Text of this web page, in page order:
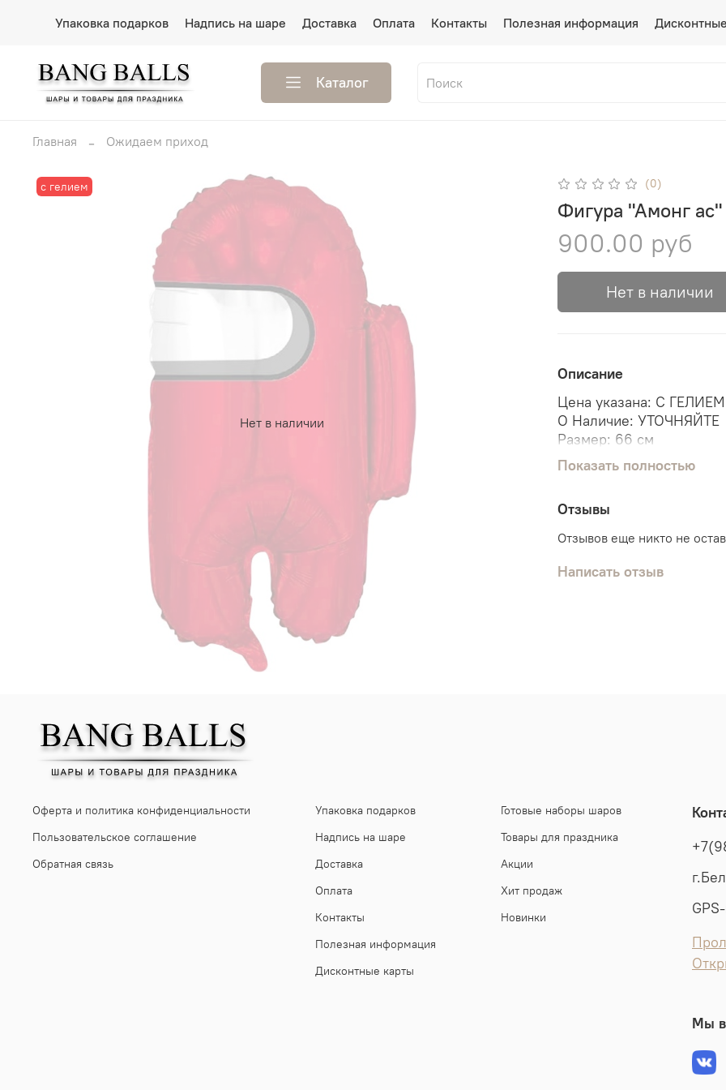
Упаковка подарков Надпись на шаре Доставка Оплата Контакты Полезная информация
Каталог
Главная Ожидаем приход
Нет в наличии
с гелием (0)
Фигура "Амонг
900.00 руб
Нет в наличии
Описание
Цена указана: С ГЕЛИЕМ
О Наличие: УТОЧНЯЙТЕ
Размер: 66 см
Мы поможем собрать
Among Us
Аманг ас
Показать полностью
Отзывы
Отзывов еще никто не
Написать отзыв
Оферта и политика конфиденциальности
Пользовательское соглашение
Обратная связь
Упаковка подарков
Надпись на шаре
Доставка
Оплата
Контакты
Полезная информация
Дисконтные карты
Готовые наборы шаров
Товары для праздника
Акции
Хит продаж
Новинки
Мы в